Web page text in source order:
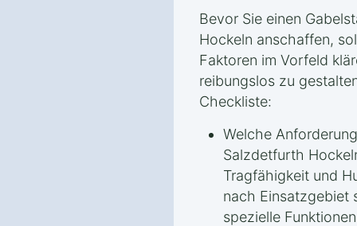
Bevor Sie einen
Hockeln anschaffen,
Faktoren im Vorfeld
reibungslos zu
Checkliste:
Welche
Salzdetfurth
Tragfähigkeit und
nach Einsatzgebiet
spezielle